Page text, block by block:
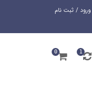
ورود / ثبت نام
1
0